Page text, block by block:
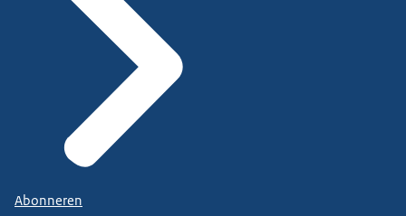
Abonneren